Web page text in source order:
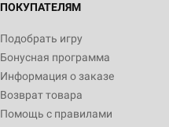
ПОКУПАТЕЛЯМ
Подобрать игру
Бонусная программа
Информация о заказе
Возврат товара
Помощь с правилами